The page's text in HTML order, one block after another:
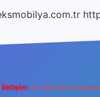
İletişim: E-mail: